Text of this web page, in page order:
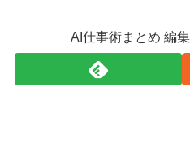
AI仕事術まとめ 編